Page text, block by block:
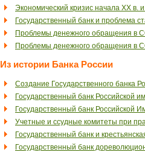
Экономический кризис начала ХХ в.
Государственный банк и проблема
Проблемы денежного обращения в
Проблемы денежного обращения в
Из истории Банка России
Создание Государственного банка
Государственный банк Российской
Государственный банк Российской
Учетные и ссудные комитеты при
Государственный банк и
Государственный банк